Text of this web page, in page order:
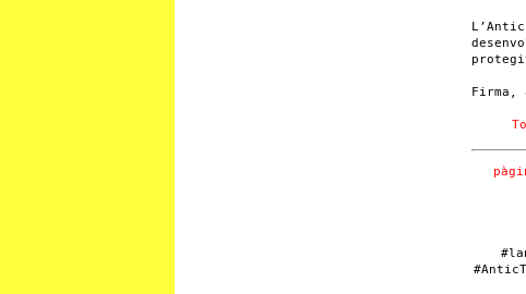
Firma,